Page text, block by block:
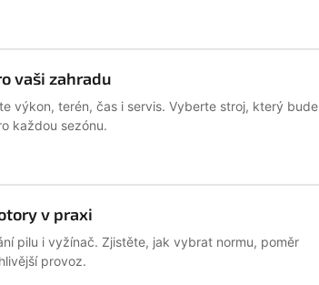
vaši zahradu
výkon, terén, čas i servis. Vyberte stroj, který bude
každou sezónu.
v praxi
pilu i vyžínač. Zjistěte, jak vybrat normu, poměr
provoz.